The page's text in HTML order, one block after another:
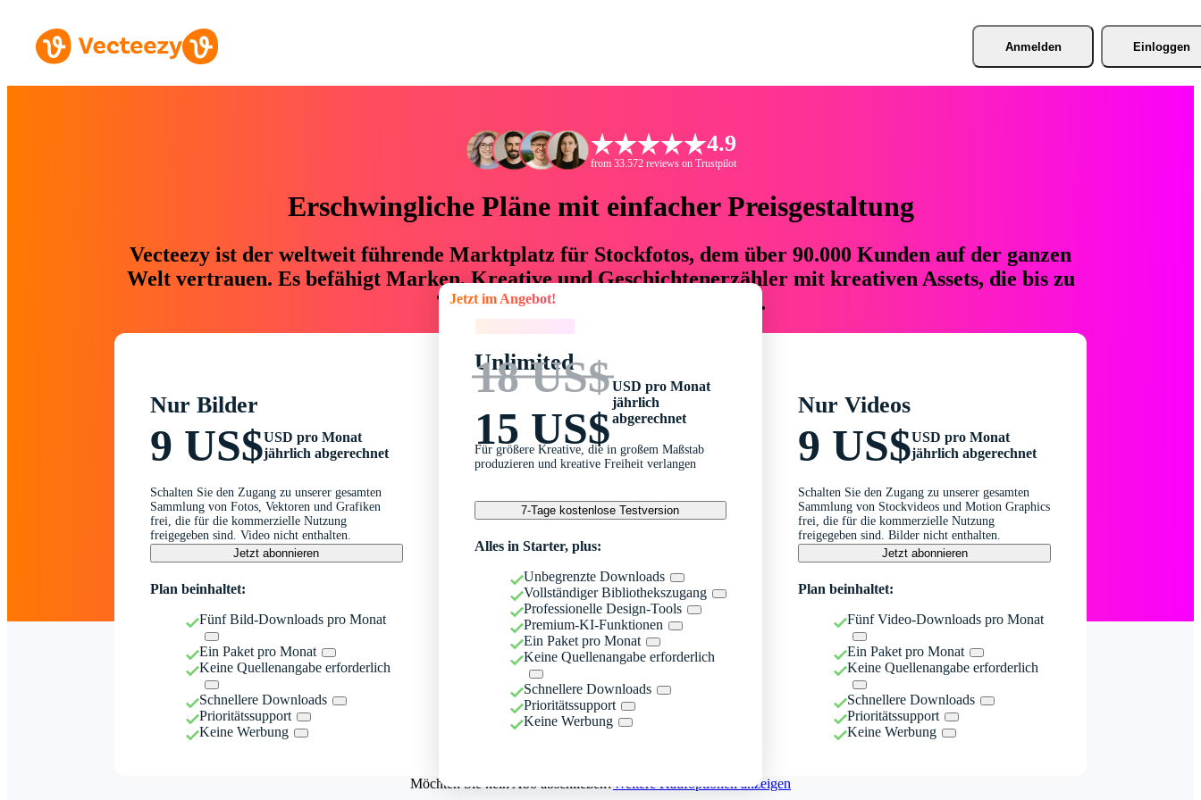
Anmelden Einloggen
4.9
from 33.572 reviews on Trustpilot
Erschwingliche Pläne mit einfacher Preisgestaltung
Vecteezy ist der weltweit führende Marktplatz für Stockfotos, dem über 90.000 Kunden auf der ganzen
Welt vertrauen. Es befähigt Marken, Kreative und Geschichtenerzähler mit kreativen Assets, die bis zu
76 % an Zeit und Budget einsparen.
Nur Bilder
9 US$USD pro Monat
jährlich abgerechnet
Schalten Sie den Zugang zu unserer gesamten
Sammlung von Fotos, Vektoren und Grafiken
frei, die für die kommerzielle Nutzung
freigegeben sind. Video nicht enthalten.
Jetzt abonnieren
Plan beinhaltet:
Fünf Bild-Downloads pro Monat
Ein Paket pro Monat
Keine Quellenangabe erforderlich
Schnellere Downloads
Prioritätssupport
Keine Werbung
Jetzt im Angebot!
Unlimited
18 US$
15 US$
USD pro Monat
jährlich
abgerechnet
Für größere Kreative, die in großem Maßstab
produzieren und kreative Freiheit verlangen
7-Tage kostenlose Testversion
Alles in Starter, plus:
Unbegrenzte Downloads
Vollständiger Bibliothekszugang
Professionelle Design-Tools
Premium-KI-Funktionen
Ein Paket pro Monat
Keine Quellenangabe erforderlich
Schnellere Downloads
Prioritätssupport
Keine Werbung
Nur Videos
9 US$USD pro Monat
jährlich abgerechnet
Schalten Sie den Zugang zu unserer gesamten
Sammlung von Stockvideos und Motion Graphics
frei, die für die kommerzielle Nutzung
freigegeben sind. Bilder nicht enthalten.
Jetzt abonnieren
Plan beinhaltet:
Fünf Video-Downloads pro Monat
Ein Paket pro Monat
Keine Quellenangabe erforderlich
Schnellere Downloads
Prioritätssupport
Keine Werbung
Möchten Sie kein Abo abschließen?Weitere Kaufoptionen anzeigen